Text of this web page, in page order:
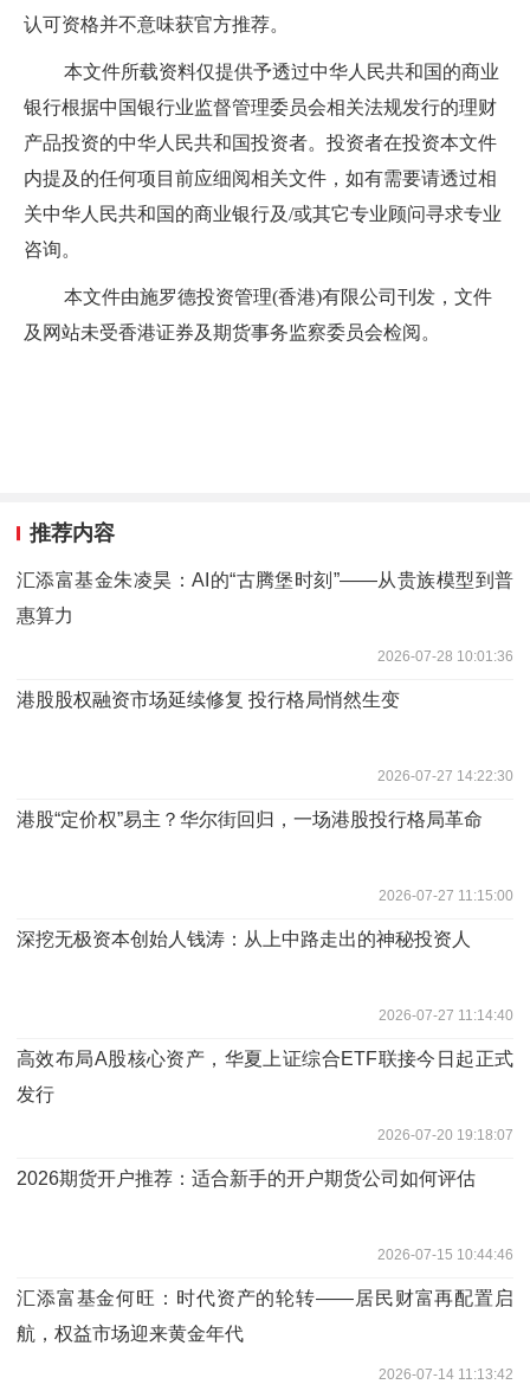
认可资格并不意味获官方推荐。
本文件所载资料仅提供予透过中华人民共和国的商业
银行根据中国银行业监督管理委员会相关法规发行的理财
产品投资的中华人民共和国投资者。投资者在投资本文件
内提及的任何项目前应细阅相关文件，如有需要请透过相
关中华人民共和国的商业银行及/或其它专业顾问寻求专业
咨询。
本文件由施罗德投资管理(香港)有限公司刊发，文件
及网站未受香港证券及期货事务监察委员会检阅。
推荐内容
汇添富基金朱凌昊：AI的“古腾堡时刻”——从贵族模型到普
惠算力
2026-07-28 10:01:36
港股股权融资市场延续修复 投行格局悄然生变
2026-07-27 14:22:30
港股“定价权”易主？华尔街回归，一场港股投行格局革命
2026-07-27 11:15:00
深挖无极资本创始人钱涛：从上中路走出的神秘投资人
2026-07-27 11:14:40
高效布局A股核心资产，华夏上证综合ETF联接今日起正式
发行
2026-07-20 19:18:07
2026期货开户推荐：适合新手的开户期货公司如何评估
2026-07-15 10:44:46
汇添富基金何旺：时代资产的轮转——居民财富再配置启
航，权益市场迎来黄金年代
2026-07-14 11:13:42